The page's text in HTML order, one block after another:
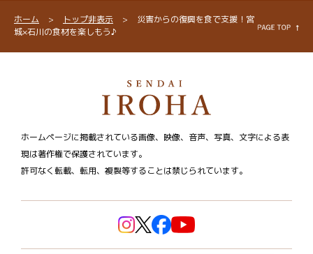
ホーム > トップ非表示 >
災害からの復興を食で支援！宮
城×石川の食材を楽しもう♪
ホームページに掲載されている画像、映像、音声、写真、文字による表
現は著作権で保護されています。
許可なく転載、転用、複製等することは禁じられています。